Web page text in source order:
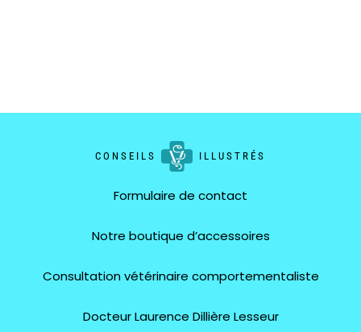
CONSEILS ILLUSTRÉS
Formulaire de contact
Notre boutique d’accessoires
Consultation vétérinaire comportementaliste
Docteur Laurence Dillière Lesseur